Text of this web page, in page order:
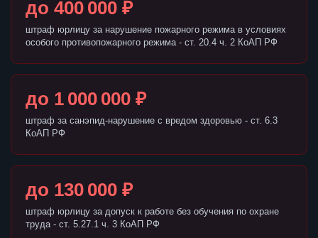
до 400 000 ₽
штраф юрлицу за нарушение пожарного режима в условиях
особого противопожарного режима - ст. 20.4 ч. 2 КоАП РФ
до 1 000 000 ₽
штраф за санэпид-нарушение с вредом здоровью - ст. 6.3
КоАП РФ
до 130 000 ₽
штраф юрлицу за допуск к работе без обучения по охране
труда - ст. 5.27.1 ч. 3 КоАП РФ